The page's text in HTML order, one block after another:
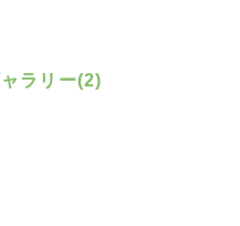
ラリー(2)